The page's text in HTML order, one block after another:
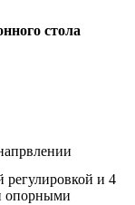
стола
регулировкой и 4
опорными